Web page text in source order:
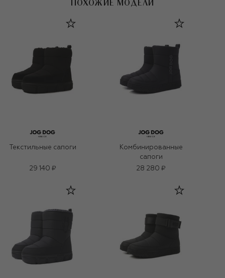
ПОХОЖИЕ МОДЕЛИ
Текстильные сапоги
29 140 ₽
Комбинированные
сапоги
28 280 ₽